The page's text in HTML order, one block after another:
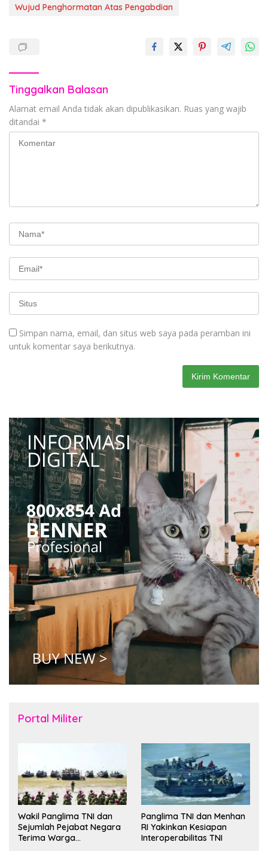
Wujud Penghormatan Atas Pengabdian
Tinggalkan Balasan
Alamat email Anda tidak akan dipublikasikan. Ruas yang wajib
ditandai *
Simpan nama, email, dan situs web saya pada peramban ini
untuk komentar saya berikutnya.
Portal Militer
Wakil Panglima TNI dan
Sejumlah Pejabat Negara
Terima Warga
Panglima TNI dan Menhan
RI Yakinkan Kesiapan
Interoperabilitas TNI